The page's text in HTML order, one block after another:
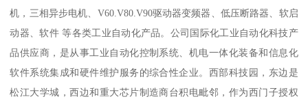
机，三相异步电机、V60.V80.V90驱动器变频器、低压断路器、软启
动器、软件 等各类工业自动化产品。公司国际化工业自动化科技产
品供应商，是从事工业自动化控制系统、机电一体化装备和信息化
软件系统集成和硬件维护服务的综合性企业。西部科技园，东边是
松江大学城，西边和重大芯片制造商台积电毗邻，作为西门子授权